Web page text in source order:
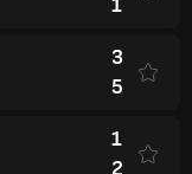
1
3
5
1
2